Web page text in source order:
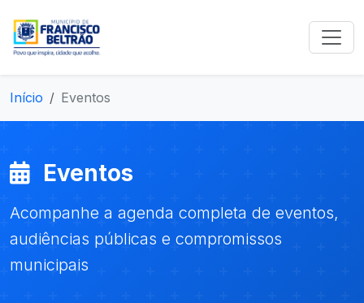
Início Eventos
Eventos
Acompanhe a agenda completa de eventos,
audiências públicas e compromissos
municipais